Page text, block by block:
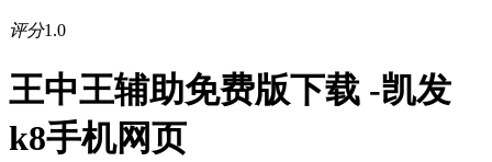
评分1.0
王中王辅助免费版下载 -凯发
k8手机网页